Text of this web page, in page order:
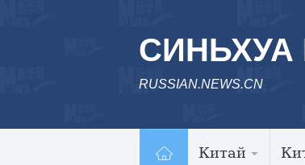
СИНЬХУА
RUSSIAN.NEWS.CN
Китай